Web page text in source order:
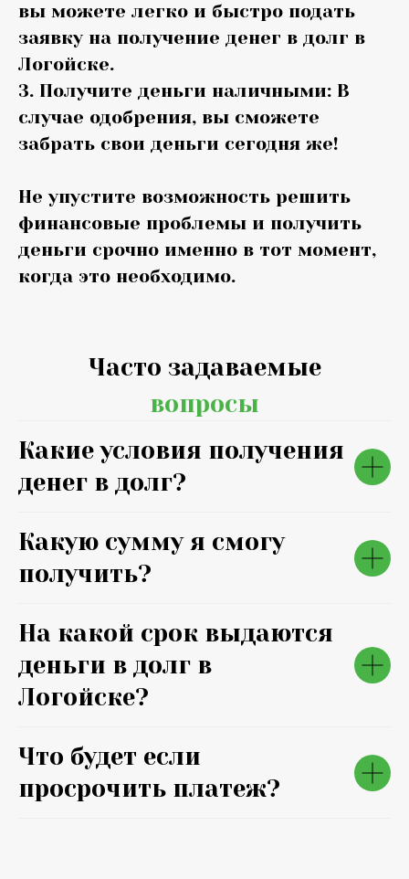
вы можете легко и быстро подать
заявку на получение денег в долг в
Логойске.
3. Получите деньги наличными: В
случае одобрения, вы сможете
забрать свои деньги сегодня же!
Не упустите возможность решить
финансовые проблемы и получить
деньги срочно именно в тот момент,
когда это необходимо.
Часто задаваемые
вопросы
Какие условия получения
денег в долг?
Какую сумму я смогу
получить?
На какой срок выдаются
деньги в долг в
Логойске?
Что будет если
просрочить платеж?